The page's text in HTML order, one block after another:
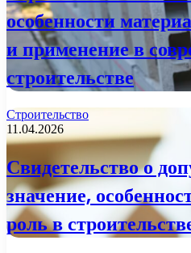
особенности
и применение в
строительстве
Строительство
11.04.2026
Свидетельство о
значение,
роль в